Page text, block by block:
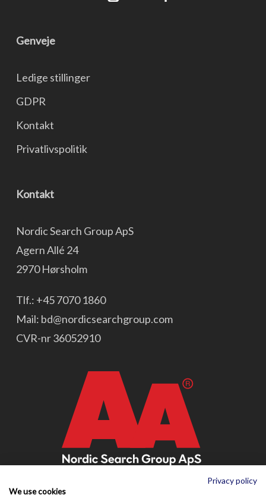
Genveje
Ledige stillinger
GDPR
Kontakt
Privatlivspolitik
Kontakt
Nordic Search Group ApS
Agern Allé 24
2970 Hørsholm
Tlf.: +45 7070 1860
Mail: bd@nordicsearchgroup.com
CVR-nr 36052910
Privacy policy
We use cookies